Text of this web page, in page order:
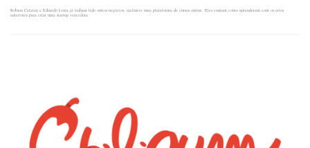
Robson Catalan e Eduardo Lima já tinham tido outros negócios, inclusive uma plataforma de cursos online. Eles contam como aprenderam com os erros
anteriores para criar uma startup vencedora.